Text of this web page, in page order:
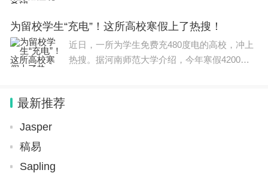
为留校学生“充电”！这所高校寒假上了热搜！
近日，一所为学生免费充480度电的高校，冲上
热搜。据河南师范大学介绍，今年寒假4200余
最新推荐
Jasper
稿易
Sapling